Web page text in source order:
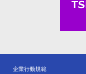
企業行動規範